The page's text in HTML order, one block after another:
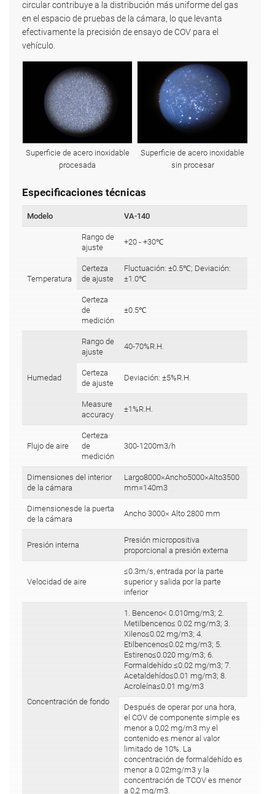
circular contribuye a la distribución más uniforme del gas
en el espacio de pruebas de la cámara, lo que levanta
efectivamente la precisión de ensayo de COV para el
vehículo.
Superficie de acero inoxidable
procesada
Superficie de acero inoxidable
sin procesar
Especificaciones técnicas
Modelo VA-140
Temperatura
Rango de
ajuste
+20 - +30℃
Certeza
de ajuste
Fluctuación: ±0.5℃; Deviación:
±1.0℃
Certeza
de
medición
±0.5℃
Humedad
Rango de
ajuste
40-70%R.H.
Certeza
de ajuste
Deviación: ±5%R.H.
Measure
accuracy
±1%R.H.
Flujo de aire
Certeza
de
medición
300-1200m3/h
Dimensiones del interior
de la cámara
Largo8000×Ancho5000×Alto3500
mm=140m3
Dimensionesde la puerta
de la cámara
Ancho 3000× Alto 2800 mm
Presión interna
Presión micropositiva
proporcional a presión externa
Velocidad de aire
≤0.3m/s, entrada por la parte
superior y salida por la parte
inferior
Concentración de fondo
1. Benceno< 0.010mg/m3; 2.
Metilbenceno≤ 0.02 mg/m3; 3.
Xileno≤0.02 mg/m3; 4.
Etilbenceno≤0.02 mg/m3; 5.
Estireno≤0.020 mg/m3; 6.
Formaldehído ≤0.02 mg/m3; 7.
Acetaldehído≤0.01 mg/m3; 8.
Acroleína≤0.01 mg/m3
Después de operar por una hora,
el COV de componente simple es
menor a 0,02 mg/m3 my el
contenido es menor al valor
limitado de 10%. La
concentración de formaldehído es
menor a 0.02mg/m3 y la
concentración de TCOV es menor
a 0,2 mg/m3.